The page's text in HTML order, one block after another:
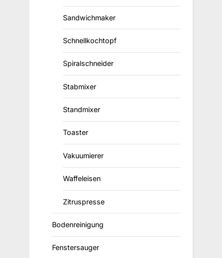
Sandwichmaker
Schnellkochtopf
Spiralschneider
Stabmixer
Standmixer
Toaster
Vakuumierer
Waffeleisen
Zitruspresse
Bodenreinigung
Fenstersauger